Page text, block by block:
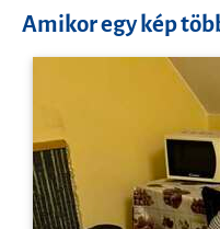
Amikor egy kép